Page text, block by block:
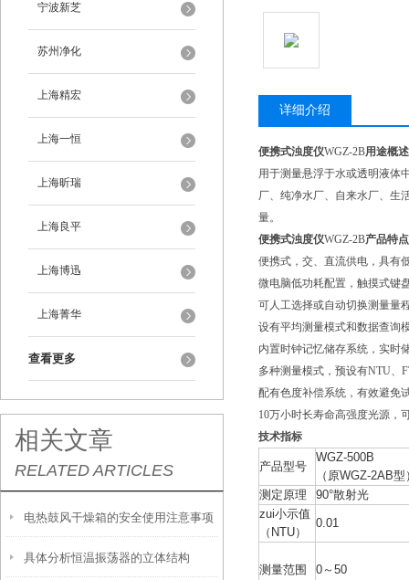
宁波新芝
苏州净化
上海精宏
上海一恒
上海昕瑞
上海良平
上海博迅
上海菁华
查看更多
相关文章
RELATED ARTICLES
电热鼓风干燥箱的安全使用注意事项
有哪些？
具体分析恒温振荡器的立体结构
详细介绍
便携式浊度仪WGZ-2B用途概
用于测量悬浮于水或透明液体
厂、纯净水厂、自来水厂、生
量。
便携式浊度仪WGZ-2B产品特
便携式，交、直流供电，具有
微电脑低功耗配置，触摸式键
可人工选择或自动切换测量量
设有平均测量模式和数据查询
内置时钟记忆储存系统，实时
多种测量模式，预设有NTU、
配有色度补偿系统，有效避免
10万小时长寿命高强度光源，
技术指标
产品型号
WGZ-500B
（原WGZ-2AB型
测定原理
90°散射光
zui小示值
（NTU）
0.01
测量范围
0～50